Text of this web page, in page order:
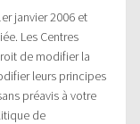
janvier 2006 et
Les Centres
de modifier la
leurs principes
préavis à votre
de